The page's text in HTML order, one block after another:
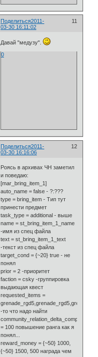
Поделиться 11
2011-
03-30 16:11:02
Давай "медузу".
0
Поделиться 12
2011-
03-30 16:16:06
Роясь в архивах ЧН заметил
и поведаю:
[mar_bring_item_1]
auto_name = false - ?:???
type = bring_item - Тип тут
принести предмет
task_type = additional - выше
name = st_bring_item_1_name
-имя из спец файла
text = st_bring_item_1_text
-текст из спец файла
target_cond = {~20} true - не
понял
prior = 2 -приоритет
faction = csky -группировка
выдающая квест
requested_items =
-то что надо найти
community_relation_delta_complete
= 100 повышение ранга как я
понял...
reward_money = {~50} 1000,
{~50} 1500, 500 награда чем